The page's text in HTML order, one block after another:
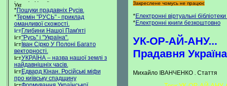
*Пошуки прадавніх Русів.
*Термін "РУСЬ" - приклад
оманливої схожості.
Глибини Нашої Пам'яті
"Русь" і "Україна".
Іван Сірко У Полоні Багато
векторності.
УКРАЇНА – назва нашої землі з
найдавнішніх часів.
Едвард Кінан. Російські міфи
про київську спадщину
Закреслене чомусь не працює
*Електронні віртуальні
*Електронні книги безкоштовно
УК-ОР-АЙ-АНУ...
Прадавня Україна
Михайло ІВАНЧЕНКО . Стаття